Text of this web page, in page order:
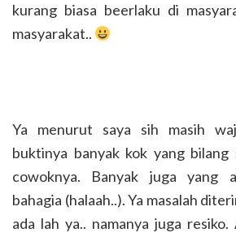
kurang biasa beerlaku di
masyarakat..
Ya menurut saya sih masih
buktinya banyak kok yang bilang
cowoknya. Banyak juga yang
bahagia (halaah..). Ya masalah
ada lah ya.. namanya juga resiko.